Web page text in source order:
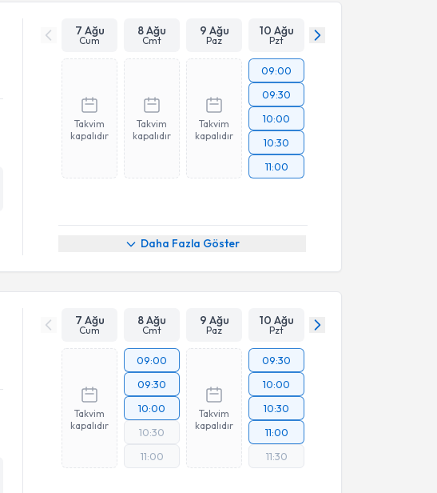
7 Ağu
Cum
8 Ağu
Cmt
9 Ağu
Paz
10 Ağu
Pzt
Takvim
kapalıdır
Takvim
kapalıdır
Takvim
kapalıdır
09:00
09:30
10:00
10:30
11:00
Daha Fazla Göster
7 Ağu
Cum
8 Ağu
Cmt
9 Ağu
Paz
10 Ağu
Pzt
Takvim
kapalıdır
09:00
09:30
10:00
10:30
11:00
Takvim
kapalıdır
09:30
10:00
10:30
11:00
11:30